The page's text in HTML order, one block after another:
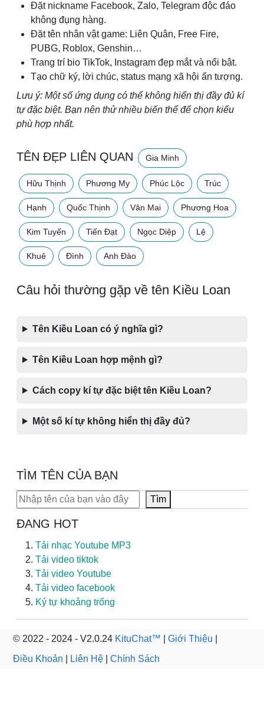
Đặt nickname Facebook, Zalo, Telegram độc đáo
không đụng hàng.
Đặt tên nhân vật game: Liên Quân, Free Fire,
PUBG, Roblox, Genshin…
Trang trí bio TikTok, Instagram đẹp mắt và nổi bật.
Tạo chữ ký, lời chúc, status mạng xã hội ấn tượng.
Lưu ý: Một số ứng dụng có thể không hiển thị đầy đủ kí
tự đặc biệt. Bạn nên thử nhiều biến thể để chọn kiểu
phù hợp nhất.
TÊN ĐẸP LIÊN QUAN Gia Minh
Hữu Thịnh Phương My Phúc Lộc Trúc
Hạnh Quốc Thịnh Vân Mai Phương Hoa
Kim Tuyến Tiến Đạt Ngọc Diệp Lệ
Khuê Đình Anh Đào
Câu hỏi thường gặp về tên Kiều Loan
Tên Kiều Loan có ý nghĩa gì?
Tên Kiều Loan hợp mệnh gì?
Cách copy kí tự đặc biệt tên Kiều Loan?
Một số kí tự không hiển thị đầy đủ?
TÌM TÊN CỦA BẠN
Tìm kiếm Tìm
ĐANG HOT
Tải nhạc Youtube MP3
Tải video tiktok
Tải video Youtube
Tải video facebook
Ký tự khoảng trống
© 2022 - 2024 - V2.0.24 KituChat™ Giới Thiệu
Điều Khoản
Liên Hệ Chính Sách